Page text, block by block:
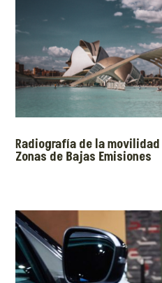
Radiografía de la
Zonas de Bajas Emisiones